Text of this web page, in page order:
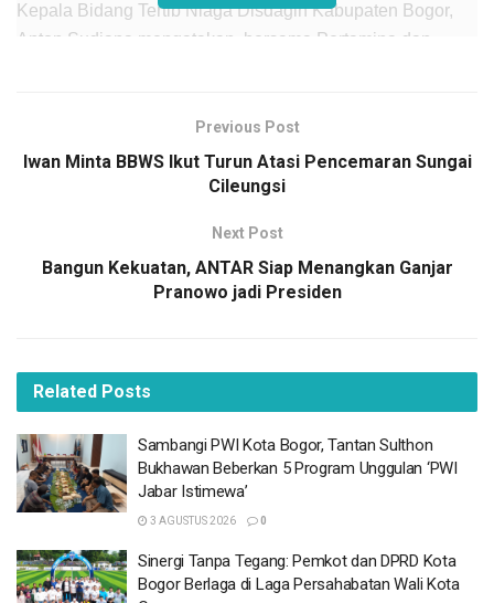
Kepala Bidang Tertib Niaga Disdagin Kabupaten Bogor,
Anton Sudjana mengatakan, bersama Pertamina dan
monitoring dan pengawasan terhadap rumah makan dan
restoran
Pasalnya, hal itu diatur dalam Peraturan Presiden Nomor
tentang Penyediaan, Pendistribusian, dan
Penetapan Harga Liquefied Petroleum Gas Tabung 3
Kilogram. Serta Surat Edaran Direktur Jenderal Migas
BACA JUGA
Sambangi PWI Kota Bogor, Tantan Sulthon
Bukhawan Beberkan 5 Program Unggulan ‘PWI
Jabar Istimewa’
3 AGUSTUS 2026
Sinergi Tanpa Tegang: Pemkot dan DPRD Kota
Bogor Berlaga di Laga Persahabatan Wali Kota
Cup
Previous Post
Iwan Minta BBWS Ikut Turun Atasi Pencemaran Sungai
Cileungsi
Next Post
Bangun Kekuatan, ANTAR Siap Menangkan Ganjar
Pranowo jadi Presiden
Related Posts
Sambangi PWI Kota Bogor, Tantan Sulthon
Bukhawan Beberkan 5 Program Unggulan ‘PWI
Jabar Istimewa’
3 AGUSTUS 2026 0
Sinergi Tanpa Tegang: Pemkot dan DPRD Kota
Bogor Berlaga di Laga Persahabatan Wali Kota